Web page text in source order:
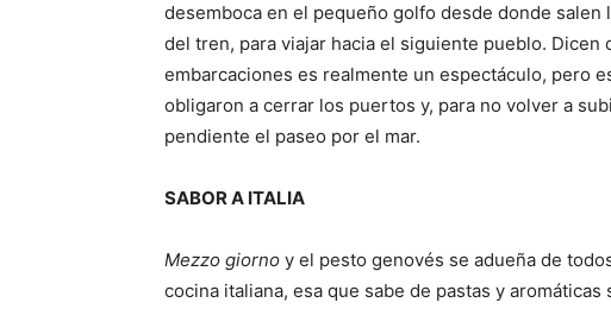
desemboca en el pequeño golfo desde donde salen
del tren, para viajar hacia el siguiente pueblo. Dicen
embarcaciones es realmente un espectáculo, pero
obligaron a cerrar los puertos y, para no volver a
pendiente el paseo por el mar.
SABOR A ITALIA
Mezzo giorno y el pesto genovés se adueña de
cocina italiana, esa que sabe de pastas y